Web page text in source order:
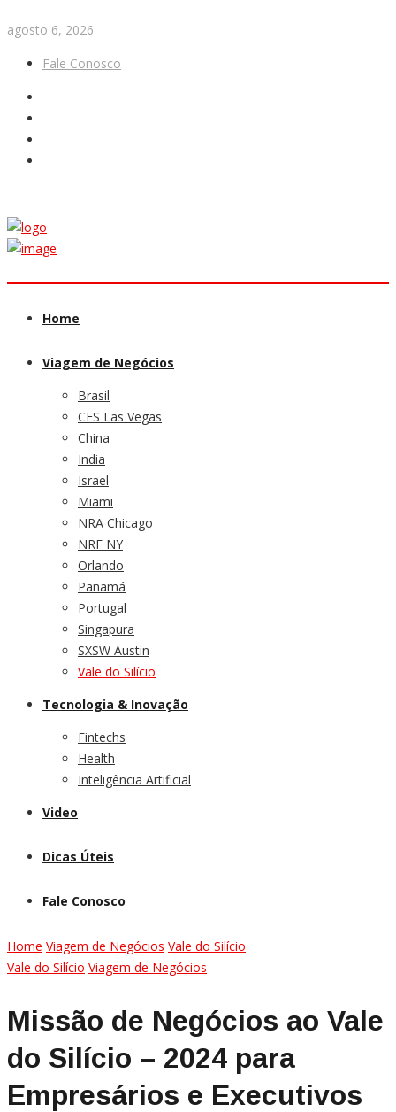
agosto 6, 2026
Fale Conosco
Home
Viagem de Negócios
Brasil
CES Las Vegas
China
India
Israel
Miami
NRA Chicago
NRF NY
Orlando
Panamá
Portugal
Singapura
SXSW Austin
Vale do Silício
Tecnologia & Inovação
Fintechs
Health
Inteligência Artificial
Video
Dicas Úteis
Fale Conosco
Home Viagem de Negócios Vale do Silício
Vale do Silício Viagem de Negócios
Missão de Negócios ao Vale
do Silício – 2024 para
Empresários e Executivos